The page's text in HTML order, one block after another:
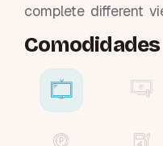
complete different